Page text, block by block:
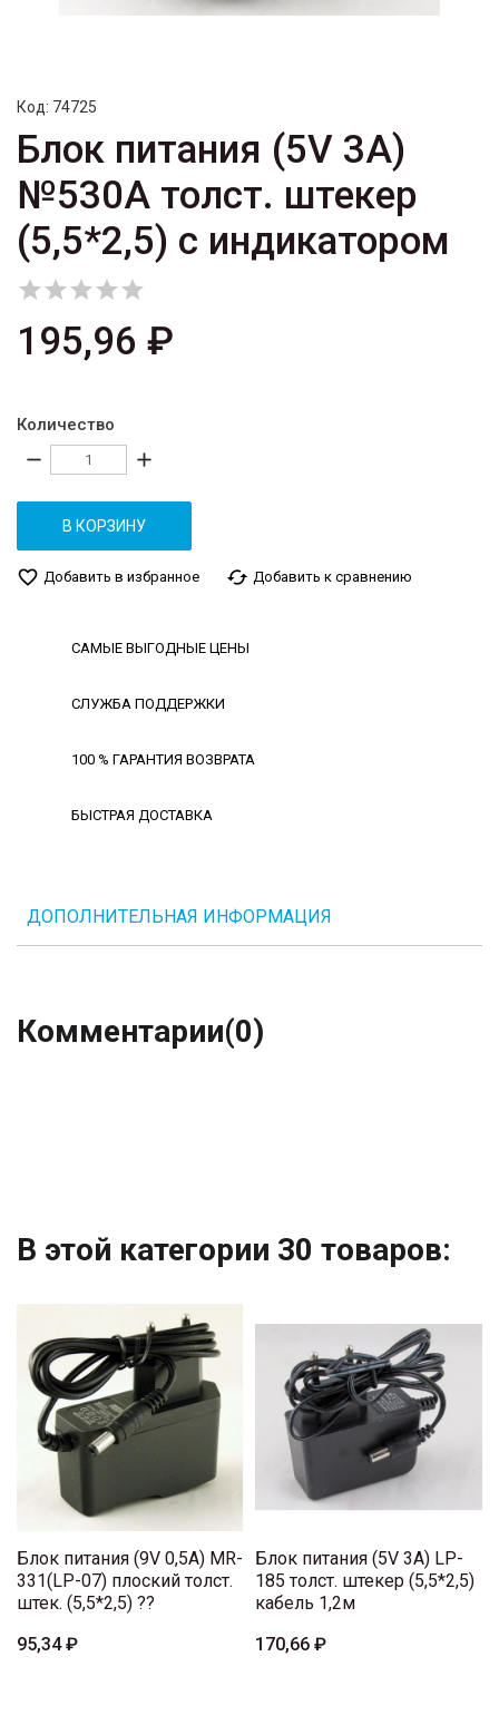
Код: 74725
Блок питания (5V 3A)
№530A толст. штекер
(5,5*2,5) с индикатором

195,96 ₽
Количество
remove add
В КОРЗИНУ
favorite_border Добавить в избранное cached Добавить к сравнению
САМЫЕ ВЫГОДНЫЕ ЦЕНЫ
СЛУЖБА ПОДДЕРЖКИ
100 % ГАРАНТИЯ ВОЗВРАТА
БЫСТРАЯ ДОСТАВКА
ДОПОЛНИТЕЛЬНАЯ ИНФОРМАЦИЯ
Комментарии(0)
В этой категории 30 товаров:
Блок питания (9V 0,5A) MR-
331(LP-07) плоский толст.
штек. (5,5*2,5) ??
95,34 ₽
Блок питания (5V 3A) LP-
185 толст. штекер (5,5*2,5)
кабель 1,2м
170,66 ₽